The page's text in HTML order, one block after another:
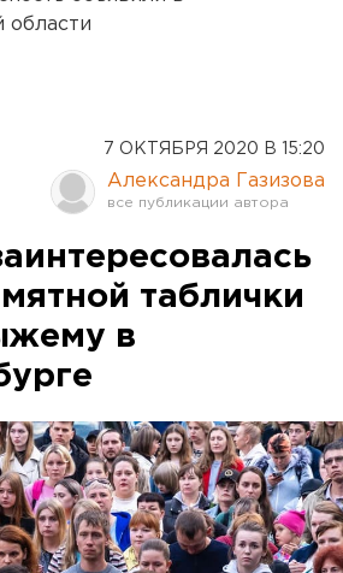
области
7 ОКТЯБРЯ 2020 В 15:20
Александра Газизова
таблички
в